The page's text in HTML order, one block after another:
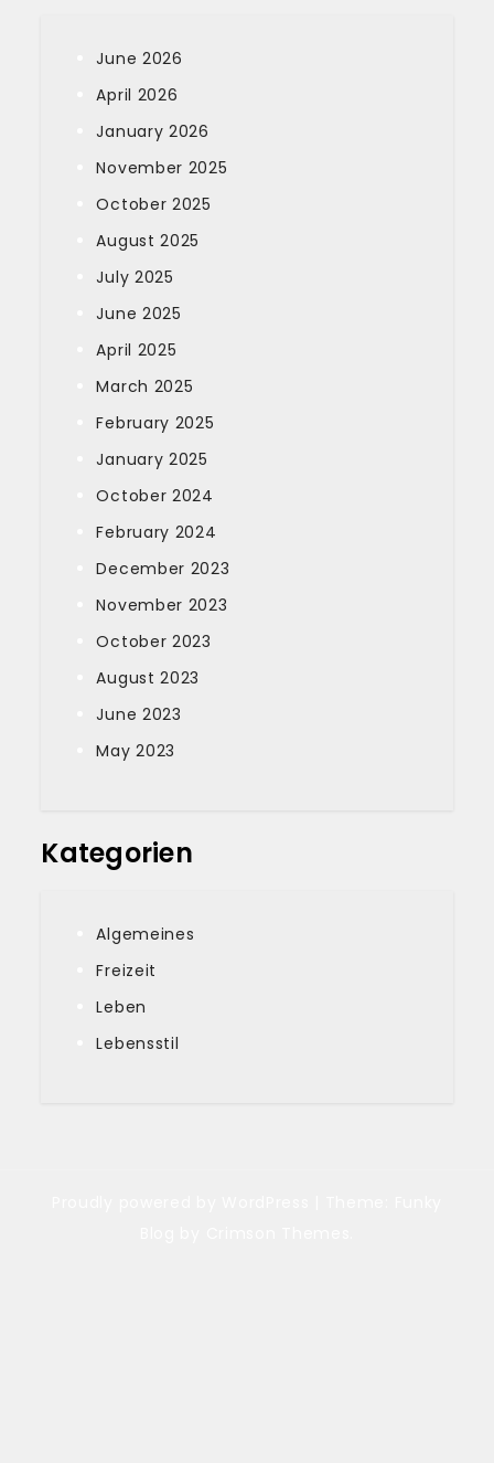
June 2026
April 2026
January 2026
November 2025
October 2025
August 2025
July 2025
June 2025
April 2025
March 2025
February 2025
January 2025
October 2024
February 2024
December 2023
November 2023
October 2023
August 2023
June 2023
May 2023
Kategorien
Algemeines
Freizeit
Leben
Lebensstil